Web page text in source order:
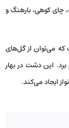
چای کوهی، بارهنگ و
که می‌توان از گل‌های
این دشت در بهار
ایجاد می‌کند.